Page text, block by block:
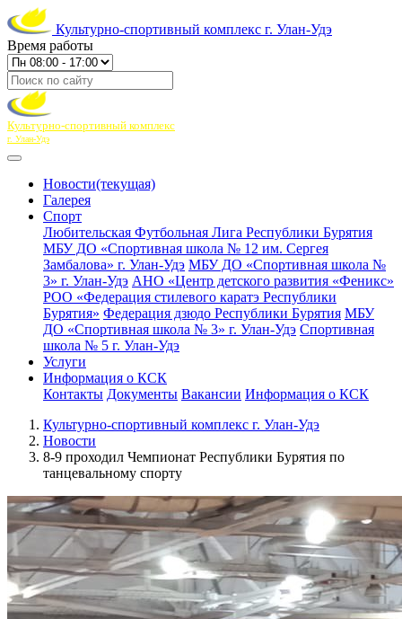
Культурно-спортивный комплекс г. Улан-Удэ
Время работы
Культурно-спортивный комплекс
г. Улан-Удэ
Новости(текущая)
Галерея
Спорт
Любительская Футбольная Лига Республики Бурятия
МБУ ДО «Спортивная школа № 12 им. Сергея
Замбалова» г. Улан-Удэ МБУ ДО «Спортивная школа №
3» г. Улан-Удэ АНО «Центр детского развития «Феникс»
РОО «Федерация стилевого каратэ Республики
Бурятия» Федерация дзюдо Республики Бурятия МБУ
ДО «Спортивная школа № 3» г. Улан-Удэ Спортивная
школа № 5 г. Улан-Удэ
Услуги
Информация о КСК
Контакты Документы Вакансии Информация о КСК
Культурно-спортивный комплекс г. Улан-Удэ
Новости
8-9 проходил Чемпионат Республики Бурятия по
танцевальному спорту